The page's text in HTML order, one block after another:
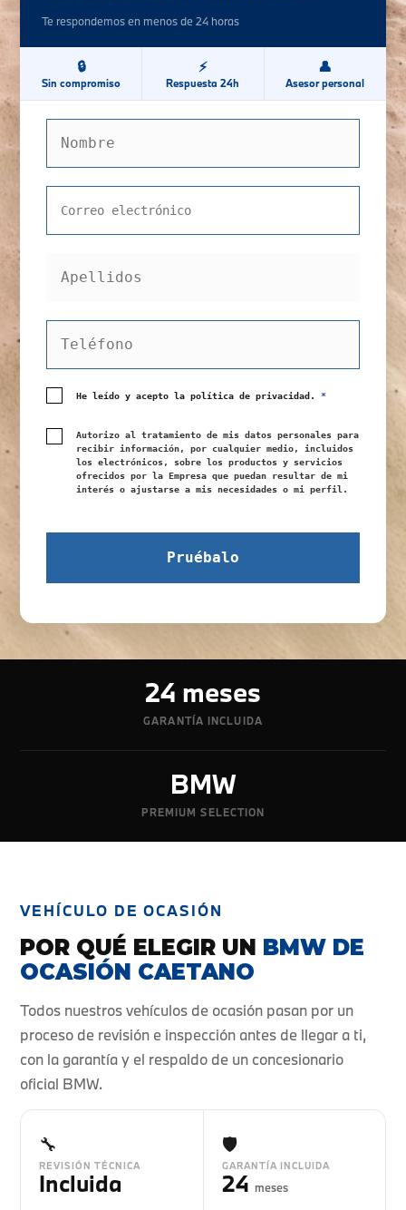
Te respondemos en menos de 24 horas
🔒
Sin compromiso
⚡
Respuesta 24h
👤
Asesor personal
He leído y acepto la política de privacidad.*
Autorizo al tratamiento de mis datos personales para
recibir información, por cualquier medio, incluidos
los electrónicos, sobre los productos y servicios
ofrecidos por la Empresa que puedan resultar de mi
interés o ajustarse a mis necesidades o mi perfil.
24 meses
GARANTÍA INCLUIDA
BMW
PREMIUM SELECTION
VEHÍCULO DE OCASIÓN
POR QUÉ ELEGIR UN BMW DE
OCASIÓN CAETANO
Todos nuestros vehículos de ocasión pasan por un
proceso de revisión e inspección antes de llegar a ti,
con la garantía y el respaldo de un concesionario
oficial BMW.
🔧
REVISIÓN TÉCNICA
Incluida
🛡️
GARANTÍA INCLUIDA
24 meses